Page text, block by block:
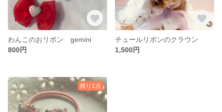
わんこのおリボン gemini
800円
チュールリボンのクラウン
1,500円
残り1点